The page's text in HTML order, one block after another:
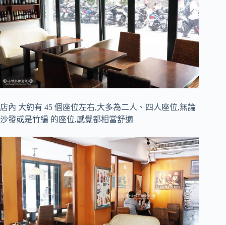
店內 大約有 45 個座位左右,大多為二人、四人座位,無論
沙發或是竹編 的座位,感覺都相當舒適